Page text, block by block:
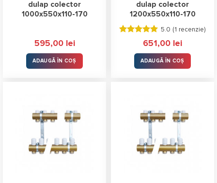
dulap colector
1000x550x110-170
595,00 lei
ADAUGĂ ÎN COȘ
dulap colector
1200x550x110-170
Evaluat la
stele
din 5
5.0 (1 recenzie)
651,00 lei
ADAUGĂ ÎN COȘ